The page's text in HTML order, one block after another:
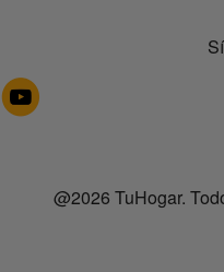
@2026 TuHogar.